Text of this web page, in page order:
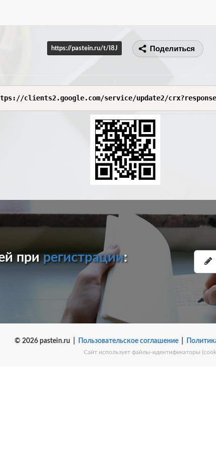
https://pastein.ru/t/I8J Поделиться
clients2.google.com/service/update2/
прирегистрации:
© 2026 pastein.ru | Пользовательское соглашение|
Сайт использует файлы-идентификаторы